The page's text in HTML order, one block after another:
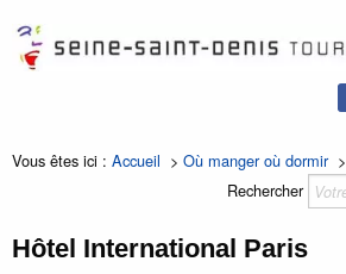
Vous êtes ici : Accueil > Où manger où dormir>
Rechercher
Hôtel International Paris